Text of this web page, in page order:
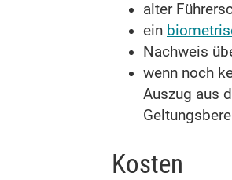
alter
ein
Nachweis
wenn noch
Auszug aus
Kosten